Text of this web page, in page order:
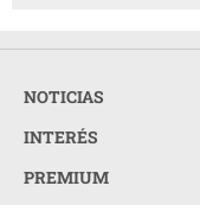
NOTICIAS
INTERÉS
PREMIUM